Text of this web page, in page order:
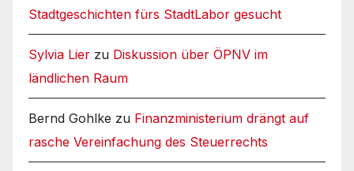
Stadtgeschichten fürs StadtLabor gesucht
Sylvia Lier zu Diskussion über ÖPNV im
ländlichen Raum
Bernd Gohlke zu Finanzministerium drängt auf
rasche Vereinfachung des Steuerrechts